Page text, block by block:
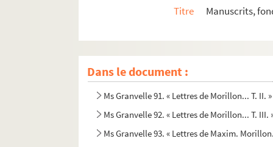
Titre
Manuscrits,
Dans le document :
Ms Granvelle 87. « Lettres à messieurs de
Ms Granvelle 88. « Lettres à messieurs de
Ms Granvelle 89. Lettres à M. de Vergy.
Ms Granvelle 90. « Lettres de Maxim.
Ms Granvelle 91. « Lettres de Morillon... T. II.
Ms Granvelle 92. « Lettres de Morillon... T.
Ms Granvelle 93. « Lettres de Maxim.